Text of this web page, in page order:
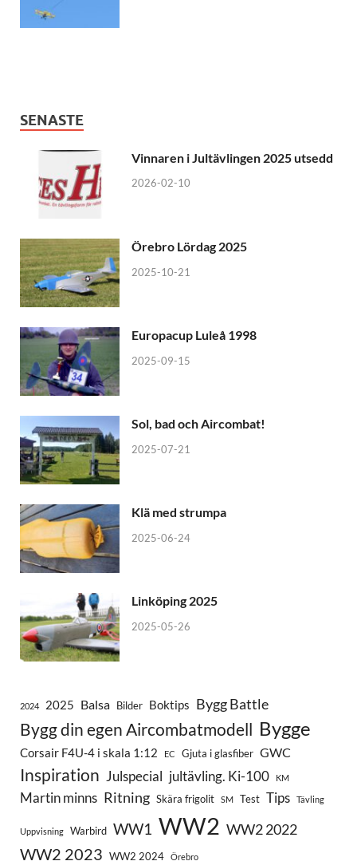
SENASTE
Vinnaren i Jultävlingen 2025 utsedd
2026-02-10
Örebro Lördag 2025
2025-10-21
Europacup Luleå 1998
2025-09-15
Sol, bad och Aircombat!
2025-07-21
Klä med strumpa
2025-06-24
Linköping 2025
2025-05-26
2024 2025 Balsa Bilder Boktips Bygg Battle
Bygg din egen Aircombatmodell Bygge
Corsair F4U-4 i skala 1:12 EC Gjuta i glasfiber GWC
Inspiration Julspecial jultävling. Ki-100 KM
Martin minns Ritning Skära frigolit SM Test Tips Tävling
Uppvisning Warbird WW1 WW2 WW2 2022
WW2 2023 WW2 2024 Örebro